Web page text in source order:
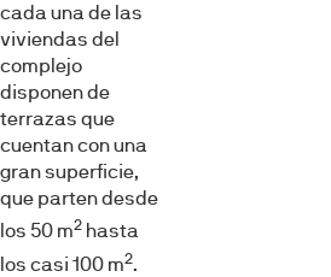
cada una de las
viviendas del
complejo
disponen de
terrazas que
cuentan con una
gran superficie,
que parten desde
los 50 m2 hasta
los casi 100 m2.